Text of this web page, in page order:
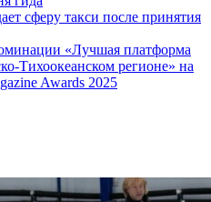
сферу такси после принятия
«Лучшая платформа
Тихоокеанском регионе» на
Awards 2025